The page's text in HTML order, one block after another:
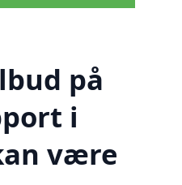
på
i
være